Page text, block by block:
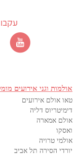
אולמות וגני אירועים
טאו אולם אירועים
דימיטריוס דליה
אולם אמארה
ואסקו
אולמי טרויה
יורדי הסירה תל אביב